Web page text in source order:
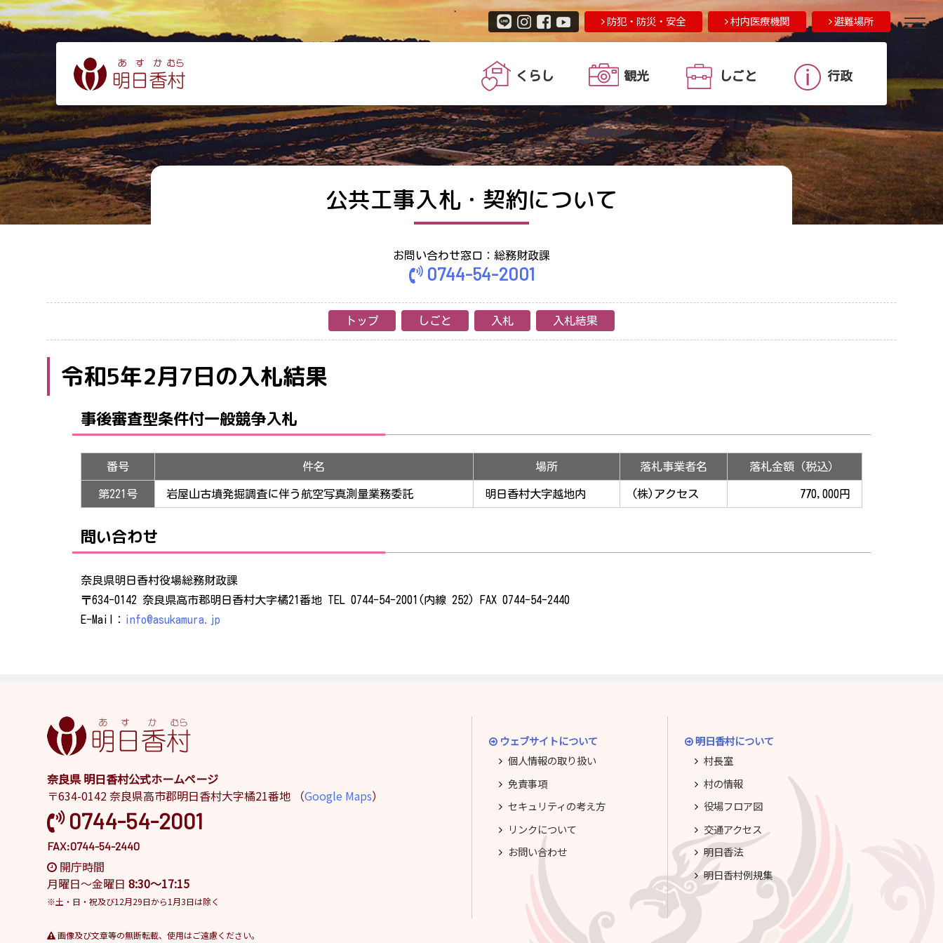
くらし 観光 しごと 行政
避難場所
村内医療機関
防犯・防災・安全
公共工事入札・契約について
お問い合わせ窓口：総務財政課
0744-54-2001
トップ しごと 入札 入札結果
令和5年2月7日の入札結果
事後審査型条件付一般競争入札
番号 件名 場所 落札事業者名 落札金額（税込）
第221号 岩屋山古墳発掘調査に伴う航空写真測量業務委託 明日香村大字越地内 (株)アクセス 770,000円
問い合わせ
奈良県明日香村役場総務財政課
〒634-0142 奈良県高市郡明日香村大字橘21番地 TEL 0744-54-2001(内線 252) FAX 0744-54-2440
E-Mail： info@asukamura.jp
奈良県 明日香村公式ホームページ
〒634-0142 奈良県高市郡明日香村大字橘21番地 （Google Maps）
0744-54-2001
FAX:0744-54-2440
開庁時間
月曜日～金曜日8:30～17:15
※土・日・祝及び12月29日から1月3日は除く
画像及び文章等の無断転載、使用はご遠慮ください。
ウェブサイトについて
個人情報の取り扱い
免責事項
セキュリティの考え方
リンクについて
お問い合わせ
明日香村について
村長室
村の情報
役場フロア図
交通アクセス
明日香法
明日香村例規集